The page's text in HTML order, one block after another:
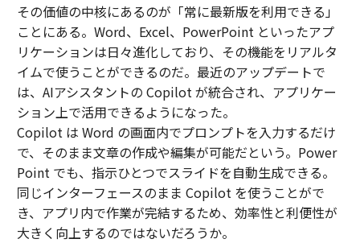
その価値の中核にあるのが「常に最新版を利用できる」
ことにある。Word、Excel、PowerPoint といったアプ
リケーションは日々進化しており、その機能をリアルタ
イムで使うことができるのだ。最近のアップデートで
は、AIアシスタントの Copilot が統合され、アプリケー
ション上で活用できるようになった。
Copilot は Word の画面内でプロンプトを入力するだけ
で、そのまま文章の作成や編集が可能だという。Power
Point でも、指示ひとつでスライドを自動生成できる。
同じインターフェースのまま Copilot を使うことがで
き、アプリ内で作業が完結するため、効率性と利便性が
大きく向上するのではないだろうか。